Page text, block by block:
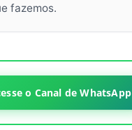
fazemos.
o Canal de WhatsApp